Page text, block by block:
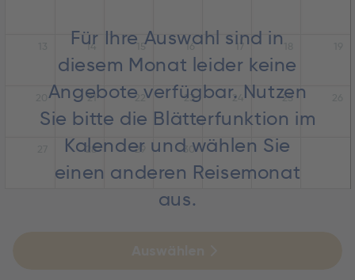
Für Ihre Auswahl sind in
diesem Monat leider keine
Angebote verfügbar. Nutzen
Sie bitte die Blätterfunktion im
Kalender und wählen Sie
einen anderen Reisemonat
aus.
14 15 16 17
21 22 23 24 25
28 29 30